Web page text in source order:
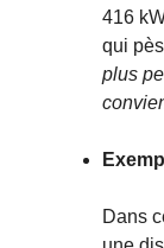
416
qui
plus
Dans